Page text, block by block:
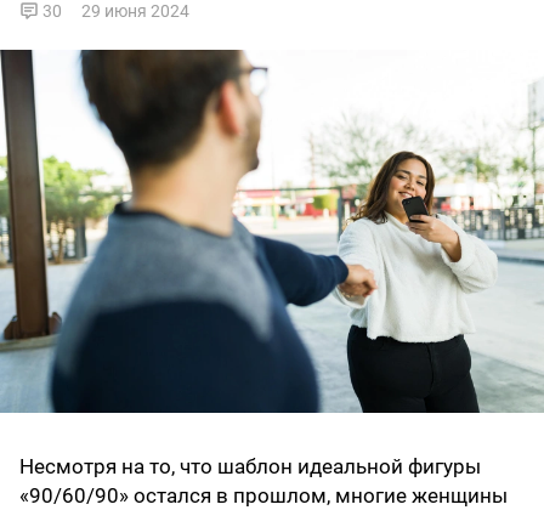
30 29 июня 2024
Несмотря на то, что шаблон идеальной фигуры
«90/60/90» остался в прошлом, многие женщины